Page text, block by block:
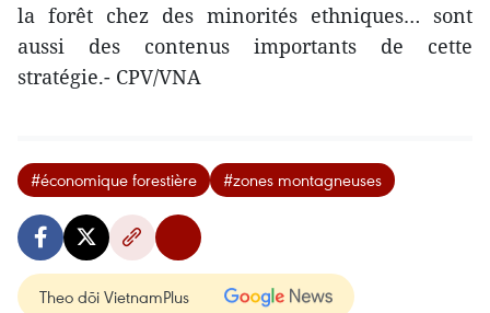
la forêt chez des minorités ethniques… sont
aussi des contenus importants de cette
stratégie.- CPV/VNA
#économique forestière #zones montagneuses
Theo dõi VietnamPlus